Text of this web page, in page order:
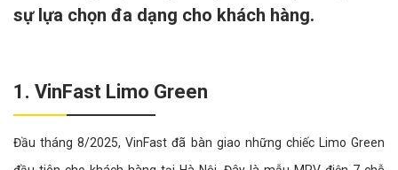
sự lựa chọn đa dạng cho khách hàng.
1. VinFast Limo Green
Đầu tháng 8/2025, VinFast đã bàn giao những chiếc Limo Green